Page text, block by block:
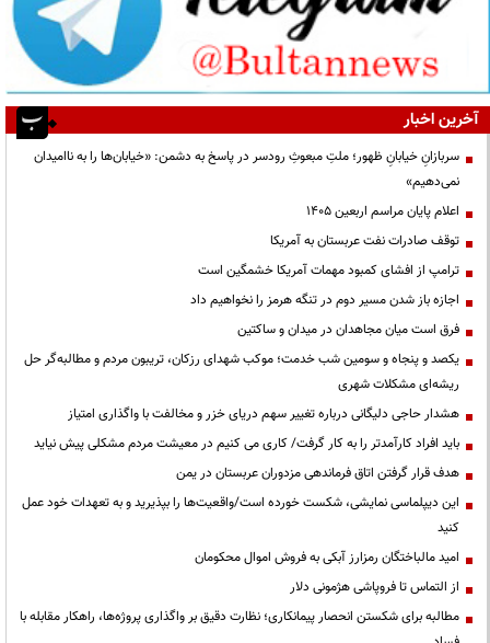
آخرین اخبار
سربازانِ خیابانِ ظهور؛ ملتِ مبعوثِ رودسر در پاسخ به دشمن: «خیابان‌ها را به ناامیدان
نمی‌دهیم»
اعلام پایان مراسم اربعین ۱۴۰۵
توقف صادرات نفت عربستان به آمریکا
ترامپ از افشای کمبود مهمات آمریکا خشمگین است
اجازه باز شدن مسیر دوم در تنگه هرمز را نخواهیم داد
فرق است میان مجاهدان در میدان و ساکتین
یکصد و پنجاه و سومین شب خدمت؛ موکب شهدای رزکان، تریبون مردم و مطالبه‌گر حل
ریشه‌ای مشکلات شهری
هشدار حاجی دلیگانی درباره تغییر سهم دریای خزر و مخالفت با واگذاری امتیاز
باید افراد کارآمدتر را به کار گرفت/ کاری می کنیم در معیشت مردم مشکلی پیش نیاید
هدف قرار گرفتن اتاق‌ فرماندهی مزدوران عربستان در یمن
این دیپلماسی نمایشی، شکست خورده است/واقعیت‌ها را بپذیرید و به تعهدات خود عمل
کنید
امید مالباختگان رمزارز آبکی به فروش اموال محکومان
از التماس تا فروپاشی هژمونی دلار
مطالبه برای شکستن انحصار پیمانکاری؛ نظارت دقیق بر واگذاری پروژه‌ها، راهکار مقابله با